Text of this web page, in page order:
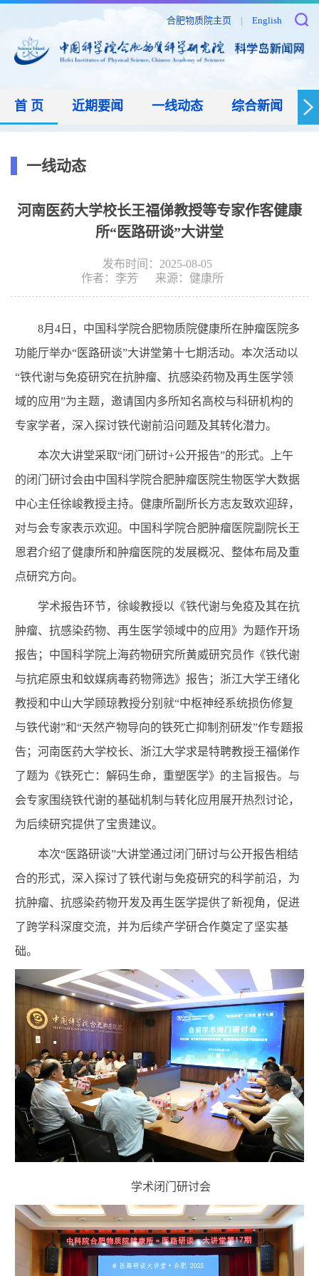
合肥物质院主页 | English
首 页 近期要闻 一线动态 综合新闻
一线动态
河南医药大学校长王福俤教授等专家作客健康
所“医路研谈”大讲堂
发布时间：2025-08-05
作者： 李芳 来源： 健康所
8月 4 日，中国科学院合肥物质院健康所在肿瘤医院多
功能厅举办“医路研谈”大讲堂第十七期活动。本次活动以
“铁代谢与免疫研究在抗肿瘤、抗感染药物及再生医学领
域的应用”为主题，邀请国内多所知名高校与科研机构的
专家学者， 深入探讨铁代谢前沿问题及其转化潜力。
本次大讲堂采取“闭门研讨+公开报告”的形式。上午
的闭门研讨会由中国科学院合肥肿瘤医院生物医学大数据
中心主任徐峻教授主持。健康所副所长方志友致欢迎辞，
对与会专家表示欢迎。中国科学院合肥肿瘤医院副院长王
恩君介绍了健康所和肿瘤医院的发展概况、整体布局及重
点研究方向。
学术报告环节，徐峻教授以《铁代谢与免疫及其在抗
肿瘤、抗感染药物、再生医学领域中的应用》为题作开场
报告；中国科学院上海药物研究所黄威研究员作《铁代谢
与抗疟原虫和蚊媒病毒药物筛选》报告 ；浙江大学王绪化
教授和中山大学顾琼教授分别就“中枢神经系统损伤修复
与铁代谢”和“天然产物导向的铁死亡抑制剂研发”作专题报
告； 河南医药大学校长、浙江大学求是特聘教授王福俤作
了题为《铁死亡：解码生命，重塑医学》的主旨报告。 与
会专家围绕铁代谢的基础机制与转化应用展开热烈讨论，
为后续研究提供了宝贵建议。
本次“医路研谈”大讲堂通过闭门研讨与公开报告相结
合的形式，深入探讨了铁代谢与免疫研究的科学前沿，为
抗肿瘤、抗感染药物开发及再生医学提供了新视角，促进
了跨学科深度交流，并为后续产学研合作奠定了坚实基
础。
学术闭门研讨会